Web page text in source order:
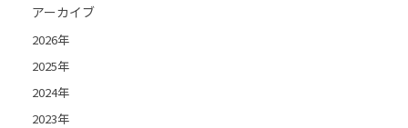
アーカイブ
2026年
2025年
2024年
2023年